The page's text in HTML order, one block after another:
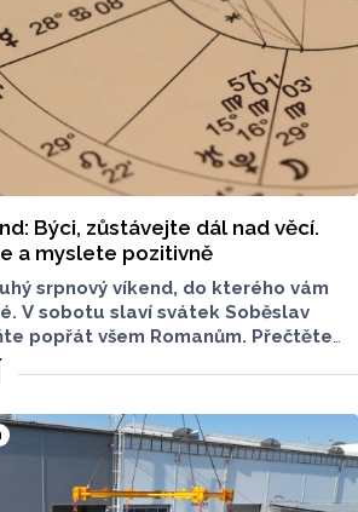
Býci, zůstávejte dál nad věcí.
a myslete pozitivně
srpnový víkend, do kterého vám
V sobotu slaví svátek Soběslav
popřát všem Romanům. Přečtěte
pěkný víkend.